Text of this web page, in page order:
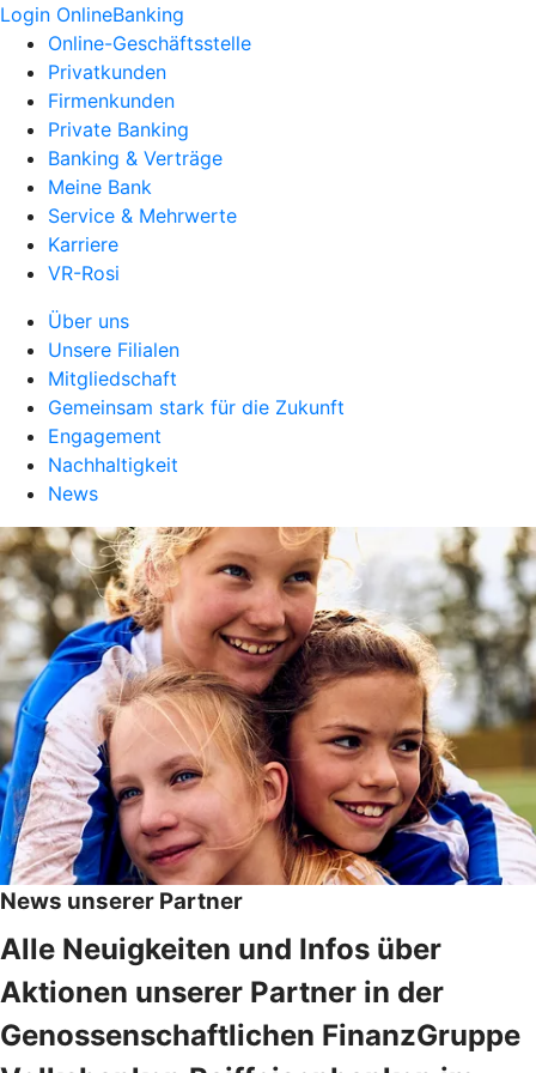
Login OnlineBanking
Online-Geschäftsstelle
Privatkunden
Firmenkunden
Private Banking
Banking & Verträge
Meine Bank
Service & Mehrwerte
Karriere
VR-Rosi
Über uns
Unsere Filialen
Mitgliedschaft
Gemeinsam stark für die Zukunft
Engagement
Nachhaltigkeit
News
News unserer Partner
Alle Neuigkeiten und Infos über
Aktionen unserer Partner in der
Genossenschaftlichen FinanzGruppe